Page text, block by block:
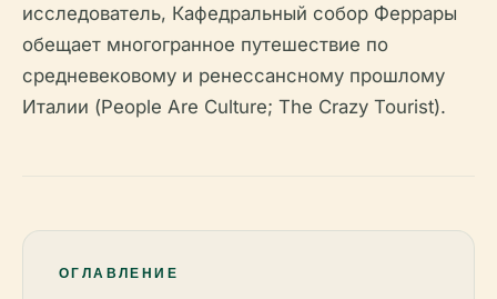
исследователь, Кафедральный собор Феррары
обещает многогранное путешествие по
средневековому и ренессансному прошлому
Италии (People Are Culture; The Crazy Tourist).
ОГЛАВЛЕНИЕ